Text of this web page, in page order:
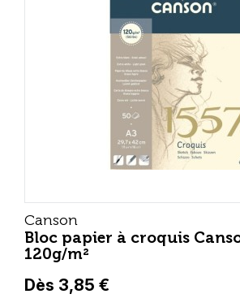
Canson
Bloc papier à croquis
120g/m²
Dès 3,85 €